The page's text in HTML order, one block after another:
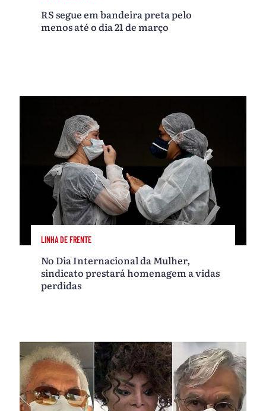
RS segue em bandeira preta pelo
menos até o dia 21 de março
LINHA DE FRENTE
No Dia Internacional da Mulher,
sindicato prestará homenagem a vidas
perdidas